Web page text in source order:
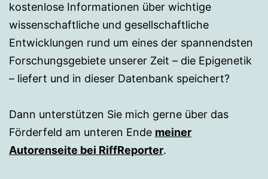
kostenlose Informationen über wichtige
wissenschaftliche und gesellschaftliche
Entwicklungen rund um eines der spannendsten
Forschungsgebiete unserer Zeit – die Epigenetik
– liefert und in dieser Datenbank speichert?
Dann unterstützen Sie mich gerne über das
Förderfeld am unteren Ende meiner
Autorenseite bei RiffReporter.